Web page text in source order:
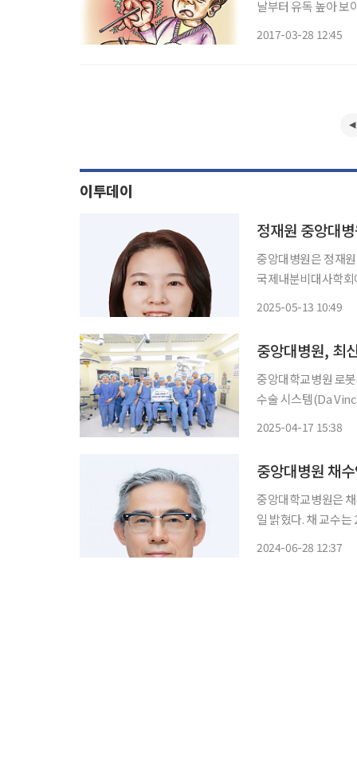
날부터 유독 높아 보
2017-03-28 12:45
이투데이
정재원 중앙대
중앙대병원은 정재
국제내분비대사학회에서 구
2025-05-13 10:49
중앙대학교병원 로
수술 시스템(Da
2025-04-17 15:38
중앙대병원 채
중앙대학교병원은
일 밝혔다. 채 교수는 21일 서울드래곤시티호텔에서 개최된 제29차 대한뇌전증학회 국제학
2024-06-28 12:37